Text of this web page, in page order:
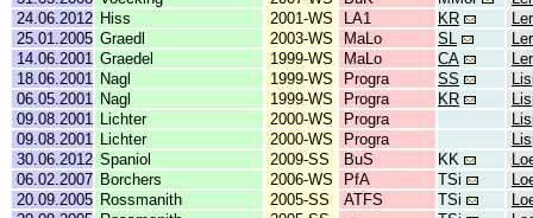
24.06.2012 Hiss 2001-WS LA1 KR
25.01.2005 Graedl 2003-WS MaLo SL
14.06.2001 Graedel 1999-WS MaLo CA
18.06.2001
Nagl 1999-WS Progra SS
06.05.2001
Nagl 1999-WS Progra KR
09.08.2001
Lichter 2000-WS Progra
09.08.2001
Lichter 2000-WS Progra
30.06.2012 Spaniol 2009-SS BuS KK
06.02.2007 Borchers 2006-WS PfA TSi
20.09.2005 Rossmanith 2005-SS ATFS TSi